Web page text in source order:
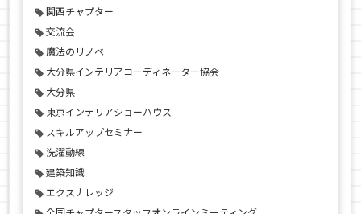
関西チャプター
交流会
魔法のリノベ
大分県インテリアコーディネーター協会
大分県
東京インテリアショーハウス
スキルアップセミナー
洗濯動線
建築知識
エクスナレッジ